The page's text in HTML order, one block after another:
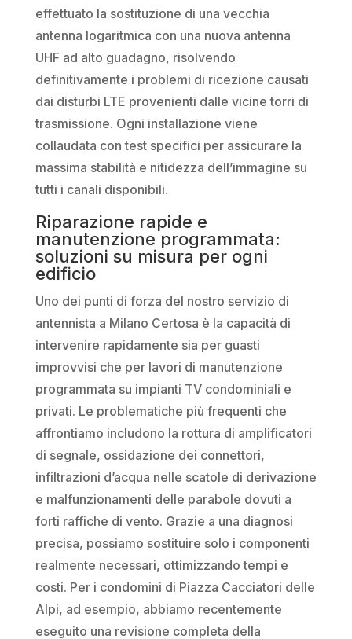
effettuato la sostituzione di una vecchia
antenna logaritmica con una nuova antenna
UHF ad alto guadagno, risolvendo
definitivamente i problemi di ricezione causati
dai disturbi LTE provenienti dalle vicine torri di
trasmissione. Ogni installazione viene
collaudata con test specifici per assicurare la
massima stabilità e nitidezza dell’immagine su
tutti i canali disponibili.
Riparazione rapide e
manutenzione programmata:
soluzioni su misura per ogni
edificio
Uno dei punti di forza del nostro servizio di
antennista a Milano Certosa è la capacità di
intervenire rapidamente sia per guasti
improvvisi che per lavori di manutenzione
programmata su impianti TV condominiali e
privati. Le problematiche più frequenti che
affrontiamo includono la rottura di amplificatori
di segnale, ossidazione dei connettori,
infiltrazioni d’acqua nelle scatole di derivazione
e malfunzionamenti delle parabole dovuti a
forti raffiche di vento. Grazie a una diagnosi
precisa, possiamo sostituire solo i componenti
realmente necessari, ottimizzando tempi e
costi. Per i condomini di Piazza Cacciatori delle
Alpi, ad esempio, abbiamo recentemente
eseguito una revisione completa della